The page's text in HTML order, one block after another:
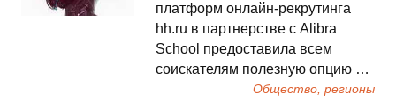
платформ онлайн-рекрутинга
hh.ru в партнерстве с Alibra
School предоставила всем
соискателям полезную опцию …
Общество, регионы